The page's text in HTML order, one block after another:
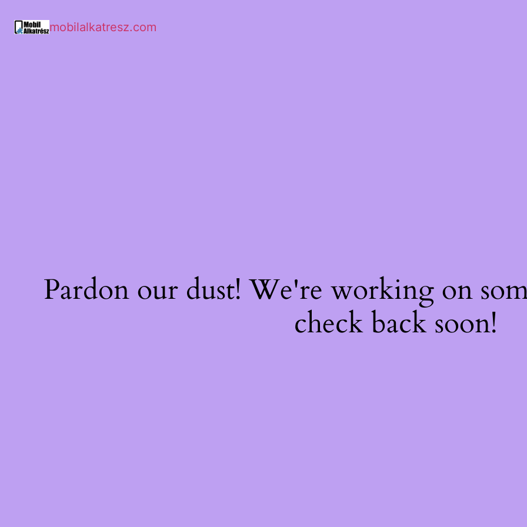
mobilalkatresz.com
Pardon our dust! We're working on
check back soon!